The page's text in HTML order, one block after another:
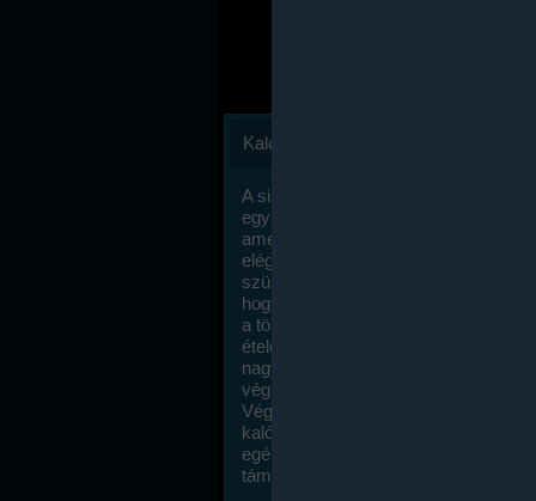
Kalóriaszámlálás
A sikeres fogyás titka valójában igen
egyszerű: égess több energiát, mint
amennyit beviszel. Természetesen
elég nagy fegyelemre és akaraterőre
szükség, de meglepődve fogod
hogy a kalóriaszámolás mennyire
a többi diétához képest. Itt nincsenek
ételek és a megengedett kalóriabevitelt
nagymértékben növelheted ha
végzel.
Végül, de nem utolsó sorban, a
kalóriaszámolás módszerét a legtöbb
egészségügyi szakorvos ajánlja és
támogatja.